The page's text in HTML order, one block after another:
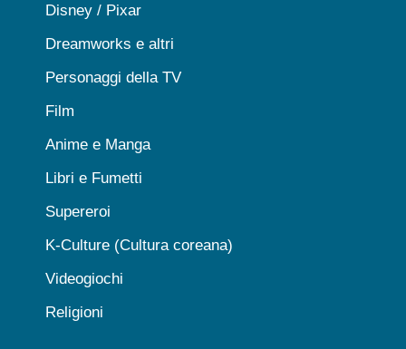
Disney / Pixar
Dreamworks e altri
Personaggi della TV
Film
Anime e Manga
Libri e Fumetti
Supereroi
K-Culture (Cultura coreana)
Videogiochi
Religioni